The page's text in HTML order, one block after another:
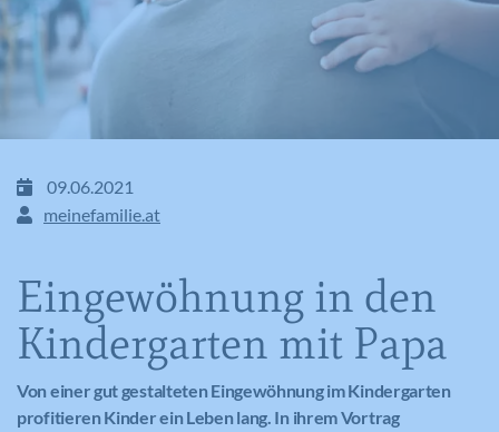
09.06.2021
meinefamilie.at
Eingewöhnung in den
Kindergarten mit Papa
Von einer gut gestalteten Eingewöhnung im Kindergarten
profitieren Kinder ein Leben lang. In ihrem Vortrag